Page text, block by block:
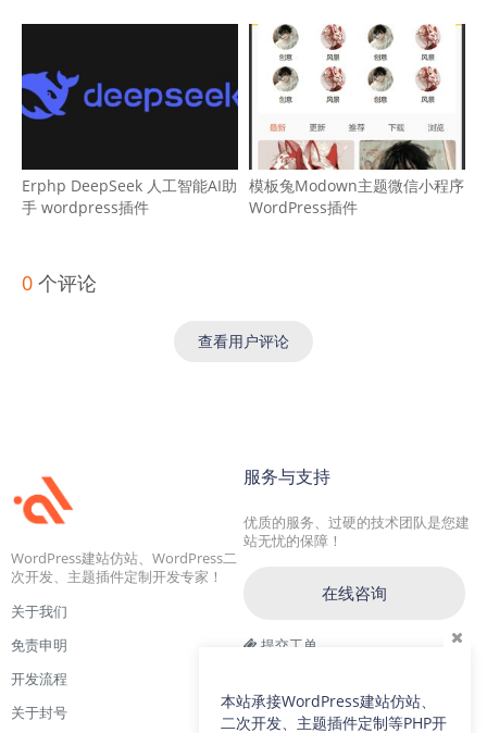
Erphp DeepSeek 人工智能AI助
手 wordpress插件
模板兔Modown主题微信小程序
WordPress插件
0 个评论
查看用户评论
WordPress建站仿站、WordPress二
次开发、主题插件定制开发专家！
关于我们
免责申明
开发流程
关于封号
服务与支持
优质的服务、过硬的技术团队是您建
站无忧的保障！
在线咨询
提交工单
交流二群：64786792
本站承接WordPress建站仿站、
二次开发、主题插件定制等PHP开